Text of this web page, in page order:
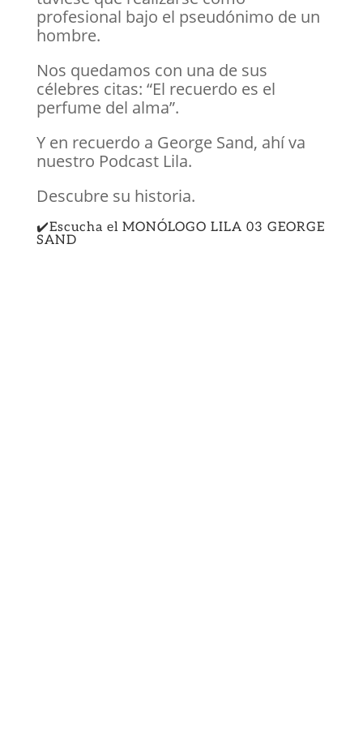
profesional bajo el pseudónimo de un
hombre.
Nos quedamos con una de sus
célebres citas: “El recuerdo es el
perfume del alma”.
Y en recuerdo a George Sand, ahí va
nuestro Podcast Lila.
Descubre su historia.
✔️Escucha el MONÓLOGO LILA 03 GEORGE
SAND